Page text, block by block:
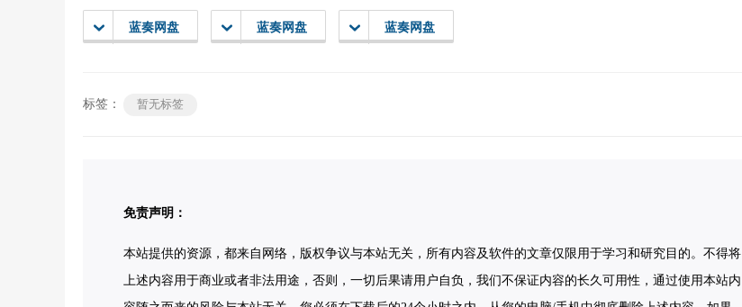
蓝奏网盘 蓝奏网盘 蓝奏网盘
标签： 暂无标签
免责声明：
本站提供的资源，都来自网络，版权争议与本站无关，所有内容及软件的文章仅限用于学习和研究目的。不得将
上述内容用于商业或者非法用途，否则，一切后果请用户自负，我们不保证内容的长久可用性，通过使用本站内